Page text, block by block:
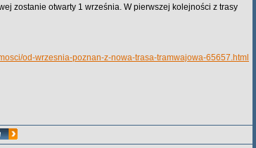
zostanie otwarty 1 września. W pierwszej kolejności z trasy
od-wrzesnia-poznan-z-nowa-trasa-tramwajowa-65657.html